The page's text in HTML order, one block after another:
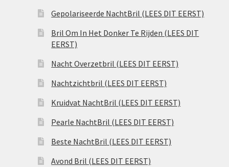
Gepolariseerde NachtBril (LEES DIT EERST)
Bril Om In Het Donker Te Rijden (LEES DIT
EERST)
Nacht Overzetbril (LEES DIT EERST)
Nachtzichtbril (LEES DIT EERST)
Kruidvat NachtBril (LEES DIT EERST)
Pearle NachtBril (LEES DIT EERST)
Beste NachtBril (LEES DIT EERST)
Avond Bril (LEES DIT EERST)